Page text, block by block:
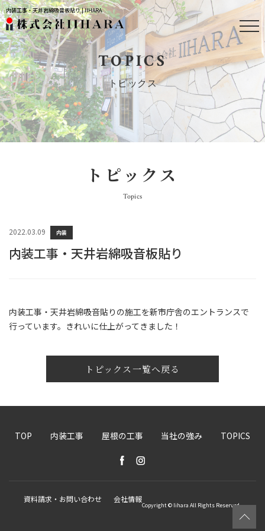
内装工事・天井岩綿吸音板貼り | IIHARA
TOPICS
トピックス
トピックス
Topics
2022.03.09 内装
内装工事・天井岩綿吸音板貼り
内装工事・天井岩綿吸音貼りの施工を新市庁舎のエントランスで
行っています。きれいに仕上がってきました！
トピックス一覧へ戻る
TOP 内装工事 屋根の工事 当社の強み TOPICS
資料請求・お問い合わせ 会社情報
Copyright © Iihara All Rights Reserved.